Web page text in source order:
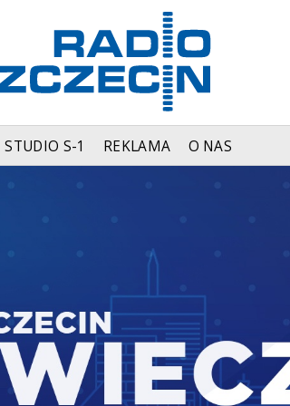
STUDIO S-1 REKLAMA O NAS